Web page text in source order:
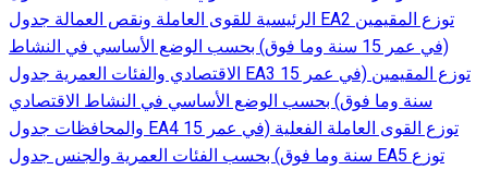
الرئيسية للقوى العاملة ونقص العمالة جدول EA2 توزع المقيمين
(في عمر 15 سنة وما فوق) بحسب الوضع الأساسي في النشاط
الاقتصادي والفئات العمرية جدول EA3 توزع المقيمين (في عمر 15
سنة وما فوق) بحسب الوضع الأساسي في النشاط الاقتصادي
والمحافظات جدول EA4 توزع القوى العاملة الفعلية (في عمر 15
سنة وما فوق) بحسب الفئات العمرية والجنس جدول EA5 توزع